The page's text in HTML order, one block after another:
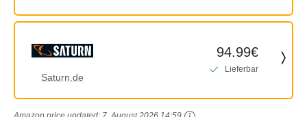
Saturn.de
94.99€
Lieferbar